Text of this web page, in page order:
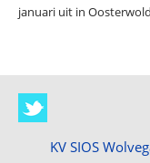
januari uit in
KV SIOS